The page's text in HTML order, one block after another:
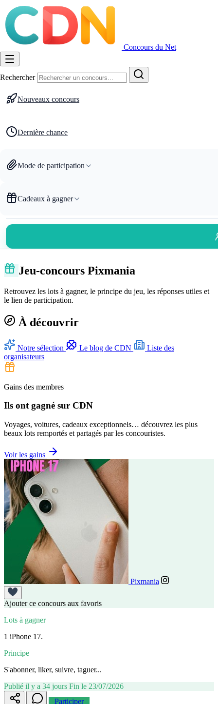
Concours du Net
Rechercher
Nouveaux concours
Dernière chance
Mode de participation
Cadeaux à gagner
Jeu-concours Pixmania
Retrouvez les lots à gagner, le principe du jeu, les réponses utiles et
le lien de participation.
À découvrir
Notre sélection Le blog de CDN
Liste des
organisateurs
Gains des membres
Ils ont gagné sur CDN
Voyages, voitures, cadeaux exceptionnels… découvrez les plus
beaux lots remportés et partagés par les concouristes.
Voir les gains
Pixmania
Ajouter ce concours aux favoris
Lots à gagner
1 iPhone 17.
Principe
S'abonner, liker, suivre, taguer...
Publié il y a 34 jours Fin le 23/07/2026
Participer